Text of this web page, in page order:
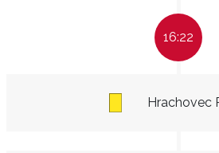
16:22
Hrachovec